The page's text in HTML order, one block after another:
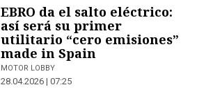
EBRO da el salto eléctrico:
así será su primer
utilitario “cero emisiones”
made in Spain
MOTOR LOBBY
28.04.2026 | 07:25